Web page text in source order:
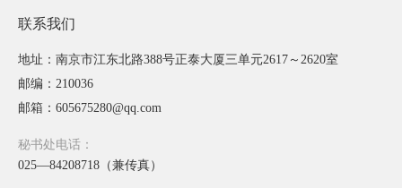
联系我们
地址：南京市江东北路388号正泰大厦三单元2617～2620室
邮编：210036
邮箱：605675280@qq.com
秘书处电话：
025—84208718（兼传真）